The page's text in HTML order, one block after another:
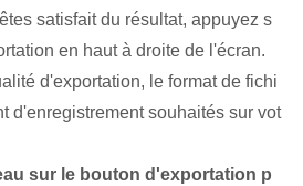
satisfait du résultat, appuyez s
en haut à droite de l'écran.
d'exportation, le format de fichi
d'enregistrement souhaités sur vot
sur le bouton d'exportation p